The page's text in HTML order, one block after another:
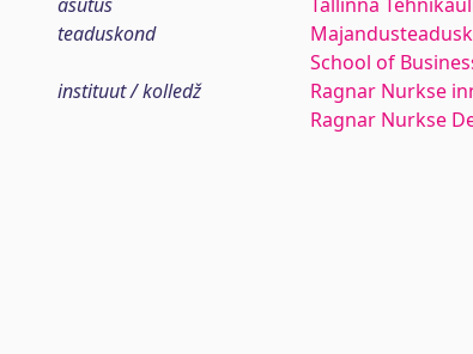
teaduskond
School of
instituut / kolledž
Ragnar Nurkse
Ragnar Nurkse